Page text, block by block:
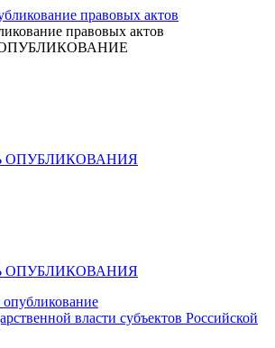
правовых актов
ОПУБЛИКОВАНИЯ
ОПУБЛИКОВАНИЯ
власти субъектов Российской